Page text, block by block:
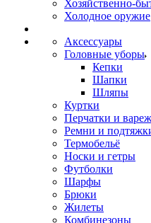
Хозяйственно-
Холодное оружие
Аксессуары
Головные уборы
Кепки
Шапки
Шляпы
Куртки
Перчатки и
Ремни и
Термобельё
Носки и гетры
Футболки
Шарфы
Брюки
Жилеты
Комбинезоны